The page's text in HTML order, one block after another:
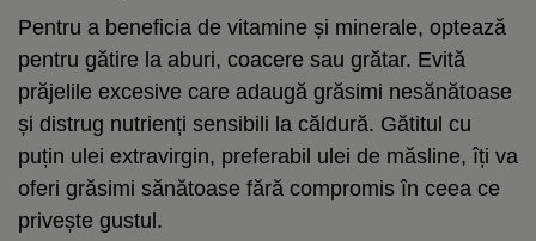
Pentru a beneficia de vitamine și minerale, optează
pentru gătire la aburi, coacere sau grătar. Evită
prăjelile excesive care adaugă grăsimi nesănătoase
și distrug nutrienți sensibili la căldură. Gătitul cu
puțin ulei extravirgin, preferabil ulei de măsline, îți va
oferi grăsimi sănătoase fără compromis în ceea ce
privește gustul.